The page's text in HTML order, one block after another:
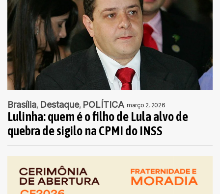
Brasília Destaque POLÍTICA março 2, 2026
Lulinha: quem é o filho de Lula alvo de
quebra de sigilo na CPMI do INSS